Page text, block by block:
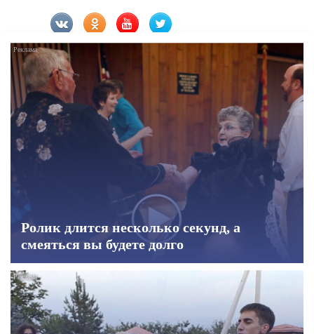
Ролик длится несколько секунд, а
смеяться вы будете долго